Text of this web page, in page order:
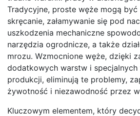
Tradycyjne, proste węże mogą być
skręcanie, załamywanie się pod
uszkodzenia mechaniczne
narzędzia ogrodnicze, a także
mrozu. Wzmocnione węże, dzięki
dodatkowych warstw i specjalnych
produkcji, eliminują te problemy,
żywotność i niezawodność przez
Kluczowym elementem, który